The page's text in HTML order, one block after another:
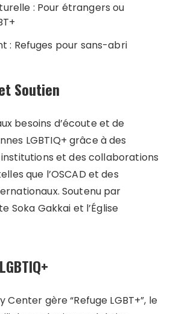
: Pour étrangers ou
: Refuges pour sans-abri
Soutien
besoins d’écoute et de
LGBTIQ+ grâce à des
et des collaborations
que l’OSCAD et des
Soutenu par
Soka Gakkai et l’Église
Center gère “Refuge LGBT+”, le